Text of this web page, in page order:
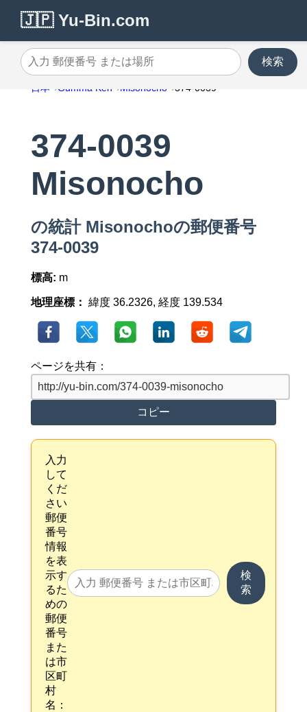
🇯🇵 Yu-Bin.com
入力 郵便番号 または場所
検索
日本 Gumma Ken Misonocho 374-0039
374-0039
Misonocho
の統計 Misonochoの郵便番号
374-0039
標高: m
地理座標： 緯度 36.2326, 経度 139.534
ページを共有：
コピー
入力
して
くだ
さい
郵便
番号
情報
を表
示す
るた
めの
郵便
番号
また
は市
区町
村
名：
検
索